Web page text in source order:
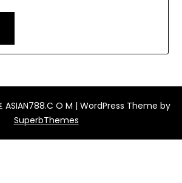
ASIAN788.C O M | WordPress Theme by
SuperbThemes